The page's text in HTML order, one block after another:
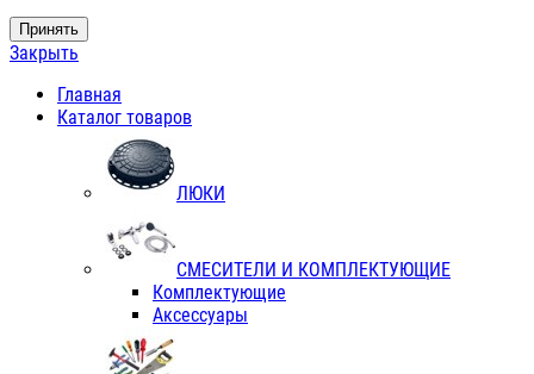
Принять
Закрыть
Главная
Каталог товаров
ЛЮКИ
СМЕСИТЕЛИ И КОМПЛЕКТУЮЩИЕ
Комплектующие
Аксессуары